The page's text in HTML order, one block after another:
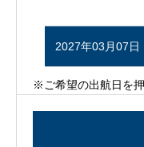
2027年03月07日
※ご希望の出航日を